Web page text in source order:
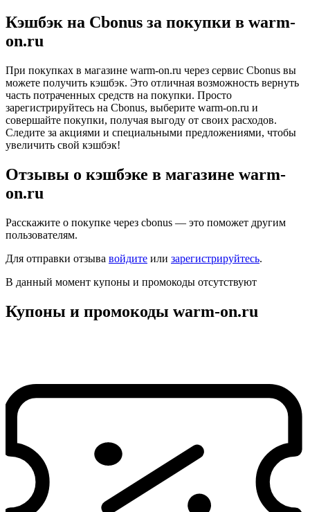
Кэшбэк на Cbonus за покупки в warm-
on.ru
При покупках в магазине warm-on.ru через сервис Cbonus вы
можете получить кэшбэк. Это отличная возможность вернуть
часть потраченных средств на покупки. Просто
зарегистрируйтесь на Cbonus, выберите warm-on.ru и
совершайте покупки, получая выгоду от своих расходов.
Следите за акциями и специальными предложениями, чтобы
увеличить свой кэшбэк!
Отзывы о кэшбэке в магазине warm-
on.ru
Расскажите о покупке через cbonus — это поможет другим
пользователям.
Для отправки отзыва войдите или зарегистрируйтесь.
В данный момент купоны и промокоды отсутствуют
Купоны и промокоды warm-on.ru